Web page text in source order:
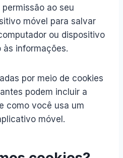
ao seu
móvel para salvar
ou dispositivo
informações.
por meio de cookies
podem incluir a
como você usa um
móvel.